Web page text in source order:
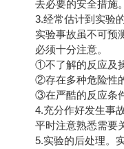
去必要的安全措施
3.经常估计到实验
实验事故虽不可预
必须十分注意。
①不了解的反应及
②存在多种危险性
③在严酷的反应条
4.充分作好发生事
平时注意熟悉需要
5.实验的后处理。